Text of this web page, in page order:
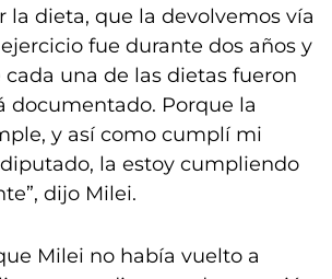
la dieta, que la devolvemos vía
fue durante dos años y
cada una de las dietas fueron
documentado. Porque la
y así como cumplí mi
la estoy cumpliendo
dijo Milei.
Milei no había vuelto a